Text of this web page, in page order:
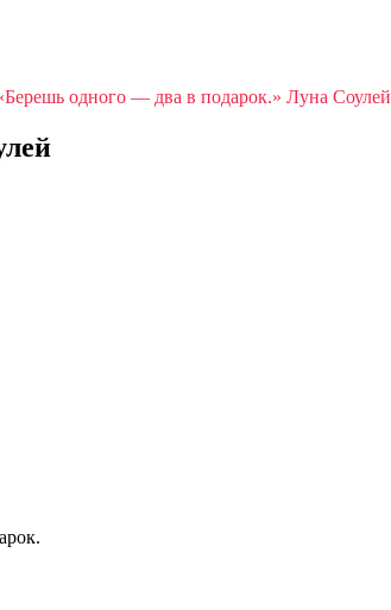
одного — два в подарок.» Луна Соулей